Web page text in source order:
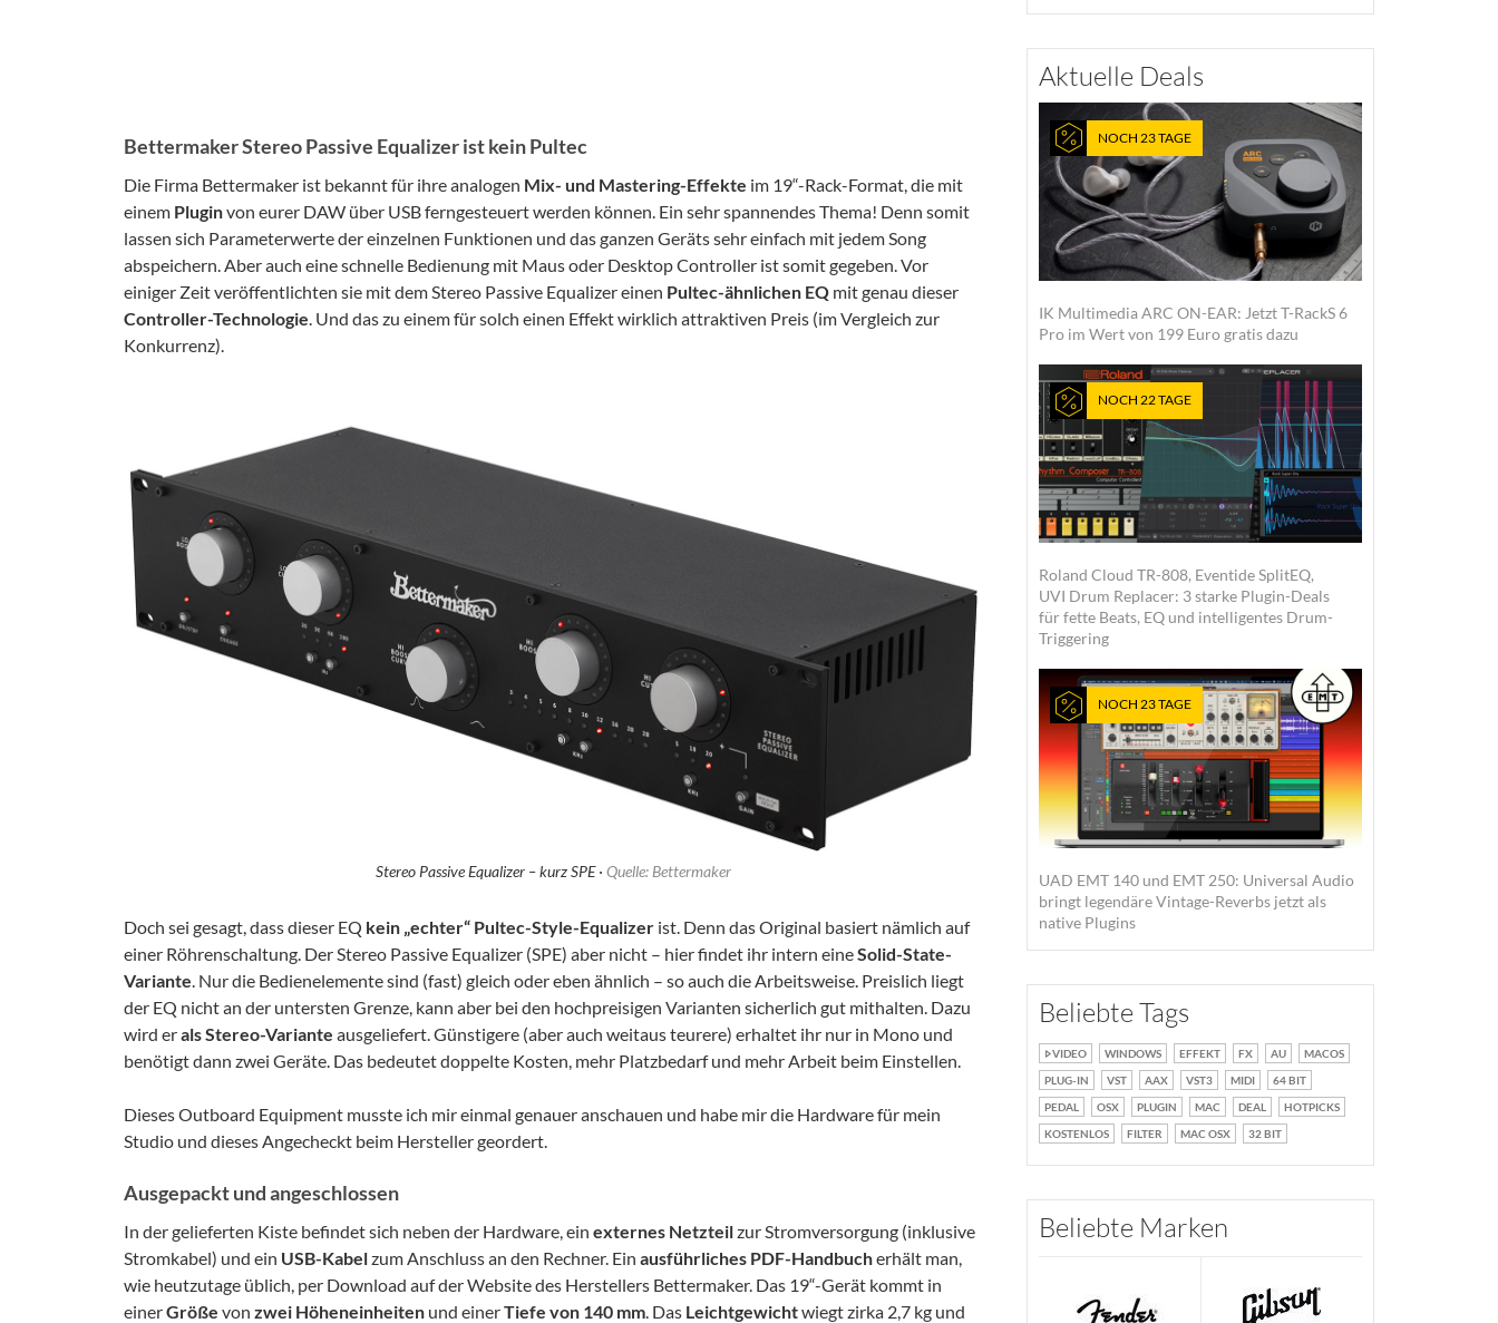
Bettermaker Stereo Passive Equalizer ist kein Pultec
Die Firma Bettermaker ist bekannt für ihre analogen Mix- und Mastering-Effekte im 19“-Rack-Format, die mit
einem Pluginvon eurer DAW über USB ferngesteuert werden können. Ein sehr spannendes Thema! Denn somit
lassen sich Parameterwerte der einzelnen Funktionen und das ganzen Geräts sehr einfach mit jedem Song
abspeichern. Aber auch eine schnelle Bedienung mit Maus oder Desktop Controller ist somit gegeben. Vor
einiger Zeit veröffentlichten sie mit dem Stereo Passive Equalizer einen Pultec-ähnlichen EQ mit genau dieser
Controller-Technologie. Und das zu einem für solch einen Effekt wirklich attraktiven Preis (im Vergleich zur
Konkurrenz).
Stereo Passive Equalizer – kurz SPE · Quelle: Bettermaker
Doch sei gesagt, dass dieser EQ kein „echter“ Pultec-Style-Equalizer ist. Denn das Original basiert nämlich auf
einer Röhrenschaltung. Der Stereo Passive Equalizer (SPE) aber nicht – hier findet ihr intern eineSolid-State-
Variante . Nur die Bedienelemente sind (fast) gleich oder eben ähnlich – so auch die Arbeitsweise. Preislich liegt
der EQ nicht an der untersten Grenze, kann aber bei den hochpreisigen Varianten sicherlich gut mithalten. Dazu
wird erals Stereo-Variante ausgeliefert. Günstigere (aber auch weitaus teurere) erhaltet ihr nur in Mono und
benötigt dann zwei Geräte. Das bedeutet doppelte Kosten, mehr Platzbedarf und mehr Arbeit beim Einstellen.
Dieses Outboard Equipment musste ich mir einmal genauer anschauen und habe mir die Hardware für mein
Studio und dieses Angecheckt beim Hersteller geordert.
Ausgepackt und angeschlossen
In der gelieferten Kiste befindet sich neben der Hardware, ein externes Netzteilzur Stromversorgung (inklusive
Stromkabel) und ein USB-Kabelzum Anschluss an den Rechner. Ein ausführliches PDF-Handbucherhält man,
wie heutzutage üblich, per Download auf der Website des Herstellers Bettermaker. Das 19“-Gerät kommt in
einerGröße von zwei Höheneinheiten und einerTiefe von 140 mm . Das Leichtgewichtwiegt zirka 2,7 kg und
Aktuelle Deals
NOCH 23 TAGE
IK Multimedia ARC ON-EAR: Jetzt T-RackS 6
Pro im Wert von 199 Euro gratis dazu
NOCH 22 TAGE
Roland Cloud TR-808, Eventide SplitEQ,
UVI Drum Replacer: 3 starke Plugin-Deals
für fette Beats, EQ und intelligentes Drum-
Triggering
NOCH 23 TAGE
UAD EMT 140 und EMT 250: Universal Audio
bringt legendäre Vintage-Reverbs jetzt als
native Plugins
Beliebte Tags
VIDEO WINDOWS EFFEKT FX AU
MACOS
PLUG-IN
VST AAX VST3 MIDI
64 BIT
PEDAL
OSX PLUGIN MAC DEAL
HOTPICKS
KOSTENLOS
FILTER MAC OSX 32 BIT
Beliebte Marken